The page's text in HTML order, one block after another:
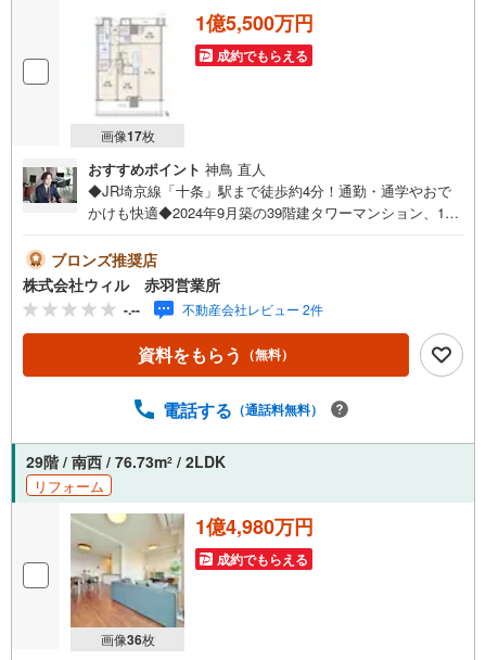
画像17枚
1億5,500万円
成約でもらえる
おすすめポイント 神鳥 直人
◆JR埼京線「十条」駅まで徒歩約4分！通勤・通学やおで
かけも快適◆2024年9月築の39階建タワーマンション、15
がらリビングを見渡せる対面式キッチン◆WIC・SIC・トラ
ンクルーム等収納豊富でお住まいすっきり！◆各階宅配ロ
ッカー・各階ゴミ置場・食配サービスなど共用部の設備も
充実◆大切な家族の一員、ペットと暮らせるマンション
（細則有）◆「王子第五小学校」まで徒歩約3分、「十条富
士見中学校」まで徒歩約4分！◆「まいばすけっと（十条銀
上記時間はお電話が繋がりやすくなっております。お気軽
ンよりご希望の日時をご記入いただけますとスムーズにご
案内が可能です。～住宅ローン～諸費用込融資や築年数の
古い物件のローンも得意としており、最適な銀行をご提案
します。～リフォーム～理想の間取り、テイストを作り上
げられます！リフォームプランナーの同行も可能です
ブロンズ推奨店
株式会社ウィル 赤羽営業所
-.-- 不動産会社レビュー 2件
資料をもらう （無料）
電話する （通話料無料）
29階 / 南西 / 76.73m2 / 2LDK
リフォーム
画像36枚
1億4,980万円
成約でもらえる